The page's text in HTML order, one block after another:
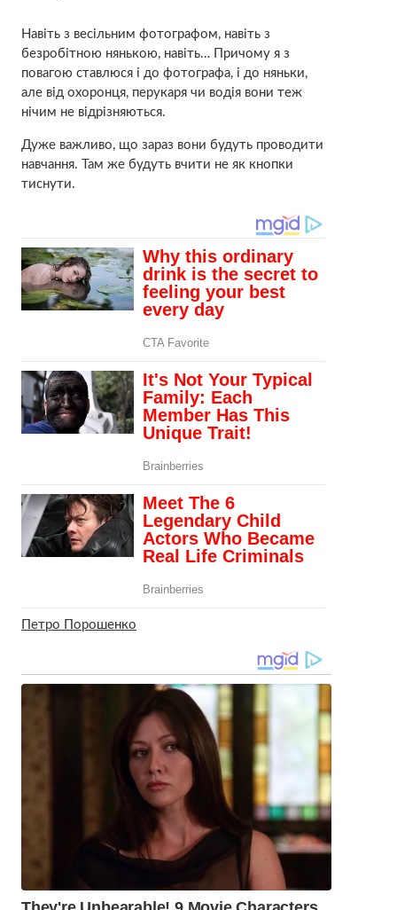
Навіть з весільним фотографом, навіть з
безробітною нянькою, навіть… Причому я з
повагою ставлюся і до фотографа, і до няньки,
але від охоронця, перукаря чи водія вони теж
нічим не відрізняються.
Дуже важливо, що зараз вони будуть проводити
навчання. Там же будуть вчити не як кнопки
тиснути.
Петро Порошенко